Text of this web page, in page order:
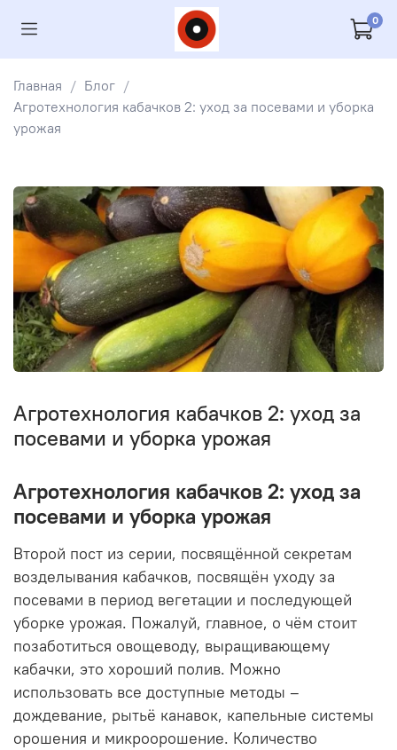
0
Главная
Блог
Агротехнология кабачков 2: уход за посевами и уборка
урожая
Агротехнология кабачков 2: уход за
посевами и уборка урожая
Агротехнология кабачков 2: уход за
посевами и уборка урожая
Второй пост из серии, посвящённой секретам
возделывания кабачков, посвящён уходу за
посевами в период вегетации и последующей
уборке урожая. Пожалуй, главное, о чём стоит
позаботиться овощеводу, выращивающему
кабачки, это хороший полив. Можно
использовать все доступные методы –
дождевание, рытьё канавок, капельные системы
орошения и микроорошение. Количество